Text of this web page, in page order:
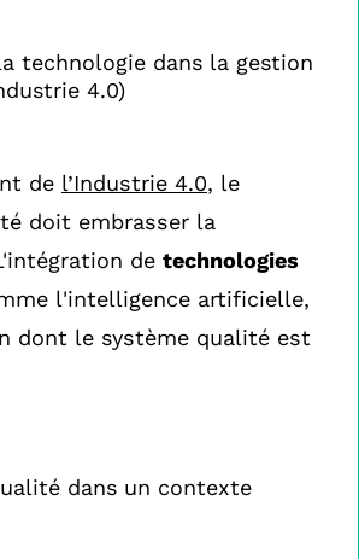
technologie dans la gestion
4.0)
de l’Industrie 4.0, le
doit embrasser la
de technologies
l'intelligence artificielle,
dont le système qualité est
dans un contexte